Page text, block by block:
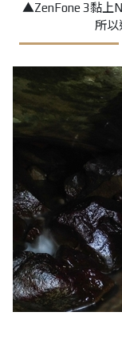
▲ZenFone 3黏上
所以